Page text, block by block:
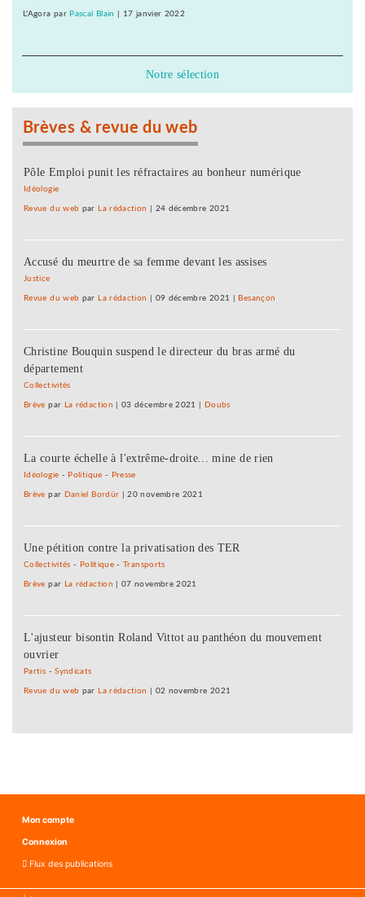
L'Agora par Pascal Blain 17 janvier 2022
Notre sélection
Brèves & revue du web
Pôle Emploi punit les réfractaires au bonheur numérique
Idéologie
Revue du web par La rédaction 24 décembre 2021
Accusé du meurtre de sa femme devant les assises
Justice
Revue du web par La rédaction 09 décembre 2021 Besançon
Christine Bouquin suspend le directeur du bras armé du
département
Collectivités
Brève par La rédaction |03 décembre 2021 Doubs
La courte échelle à l'extrême-droite... mine de rien
Idéologie - Politique - Presse
Brève par Daniel Bordür |20 novembre 2021
Une pétition contre la privatisation des TER
Collectivités - Politique -Transports
Brève par La rédaction |07 novembre 2021
L'ajusteur bisontin Roland Vittot au panthéon du mouvement
ouvrier
Partis -Syndicats
Revue du web par La rédaction 02 novembre 2021
Mon compte
Connexion
Flux des publications